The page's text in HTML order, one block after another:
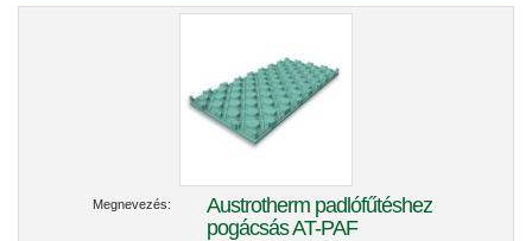
Megnevezés:
Austrotherm padlófűtéshez
pogácsás AT-PAF